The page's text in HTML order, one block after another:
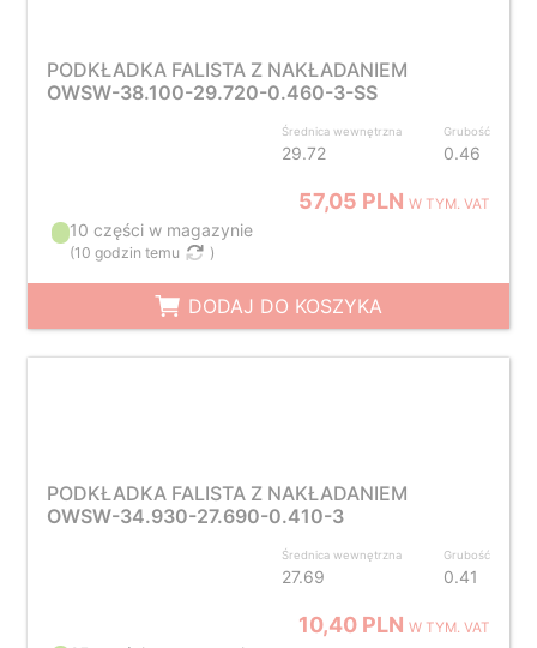
PODKŁADKA FALISTA Z NAKŁADANIEM
OWSW-38.100-29.720-0.460-3-SS
Średnica wewnętrzna
29.72
Grubość
0.46
57,05 PLNW TYM. VAT
10 części w magazynie
(10 godzin temu )
DODAJ DO KOSZYKA
PODKŁADKA FALISTA Z NAKŁADANIEM
OWSW-34.930-27.690-0.410-3
Średnica wewnętrzna
27.69
Grubość
0.41
10,40 PLNW TYM. VAT